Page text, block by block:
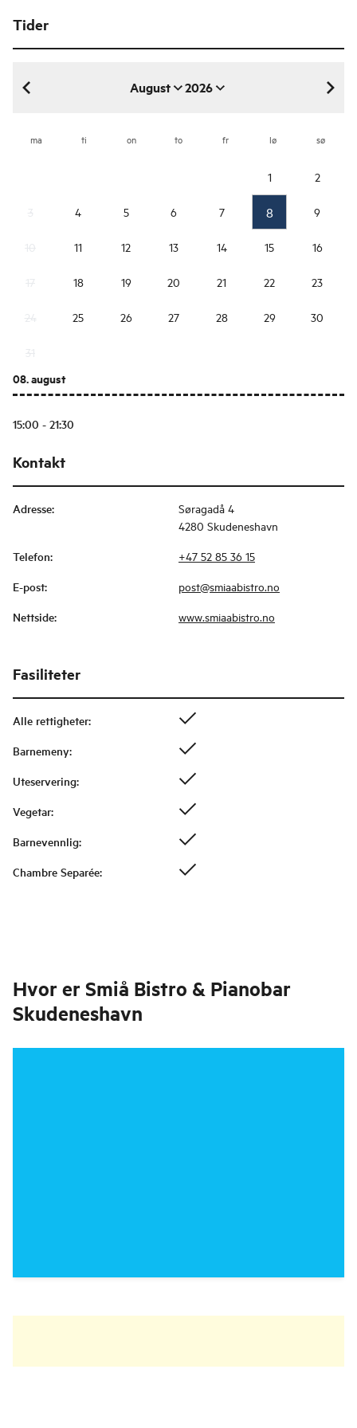
Tider
August 2026
august 2026
ma ti on to fr lø sø
1 2
4 5 6 7 8 9
11 12 13 14 15 16
18 19 20 21 22 23
25 26 27 28 29 30
08. august
15:00 - 21:30
Kontakt
Adresse:
Søragadå 4
4280 Skudeneshavn
Telefon: +47 52 85 36 15
E-post: post@smiaabistro.no
Nettside: www.smiaabistro.no
Fasiliteter
Alle rettigheter:
Barnemeny:
Uteservering:
Vegetar:
Barnevennlig:
Chambre Separée:
Hvor er Smiå Bistro & Pianobar
Skudeneshavn